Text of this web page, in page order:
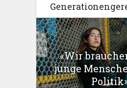
«Wir
junge